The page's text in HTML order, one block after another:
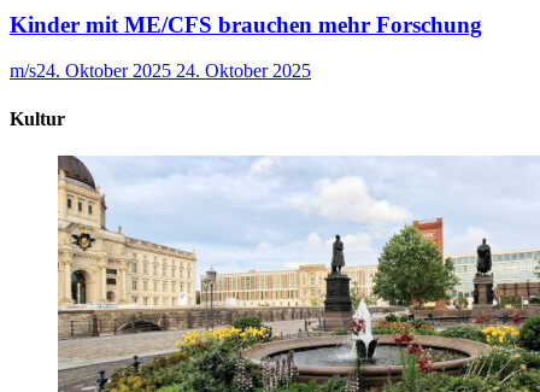
Kinder mit ME/CFS brauchen mehr Forschung
m/s24. Oktober 2025 24. Oktober 2025
Kultur